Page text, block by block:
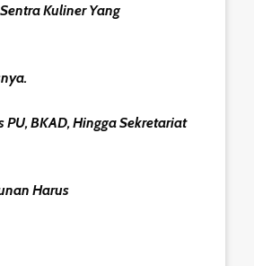
Kuliner Yang
BKAD, Hingga Sekretariat
Harus